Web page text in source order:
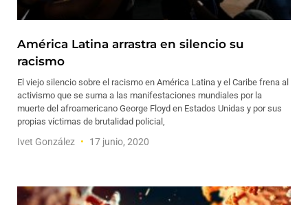
América Latina arrastra en silencio su
racismo
El viejo silencio sobre el racismo en América Latina y el Caribe frena al
activismo que se suma a las manifestaciones mundiales por la
muerte del afroamericano George Floyd en Estados Unidas y por sus
propias víctimas de brutalidad policial,
Ivet González 17 junio, 2020